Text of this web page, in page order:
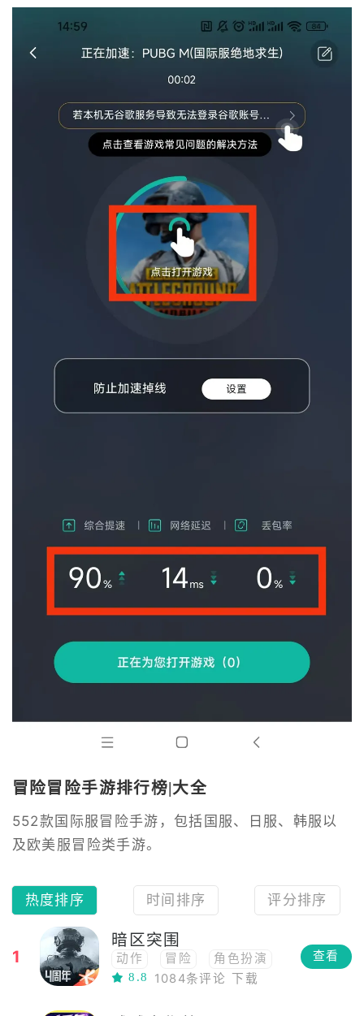
冒险冒险手游排行榜|大全
552款国际服冒险手游，包括国服、日服、韩服以
及欧美服冒险类手游。
热度排序 时间排序 评分排序
1
暗区突围
动作 冒险
角色扮演
高画质
射击
8.8 1084条评论 下载
查看